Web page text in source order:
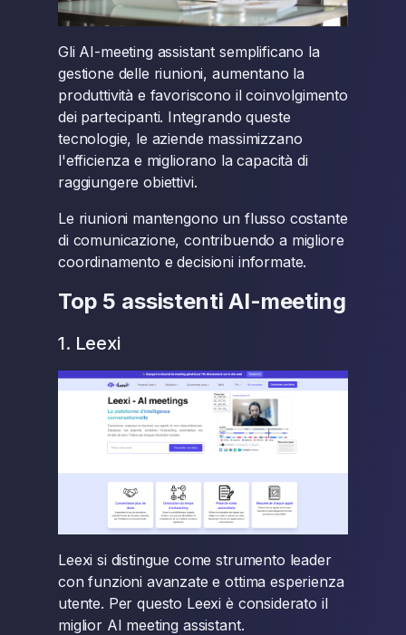
Gli AI-meeting assistant semplificano la
gestione delle riunioni, aumentano la
produttività e favoriscono il coinvolgimento
dei partecipanti. Integrando queste
tecnologie, le aziende massimizzano
l'efficienza e migliorano la capacità di
raggiungere obiettivi.
Le riunioni mantengono un flusso costante
di comunicazione, contribuendo a migliore
coordinamento e decisioni informate.
Top 5 assistenti AI-meeting
1. Leexi
Leexi si distingue come strumento leader
con funzioni avanzate e ottima esperienza
utente. Per questo Leexi è considerato il
miglior AI meeting assistant.